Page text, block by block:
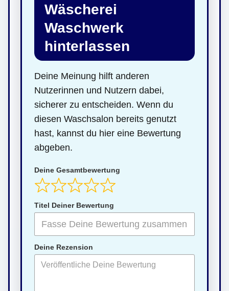
Wäscherei
Waschwerk
hinterlassen
Deine Meinung hilft anderen
Nutzerinnen und Nutzern dabei,
sicherer zu entscheiden. Wenn du
diesen Waschsalon bereits genutzt
hast, kannst du hier eine Bewertung
abgeben.
Deine Gesamtbewertung
Titel Deiner Bewertung
Deine Rezension